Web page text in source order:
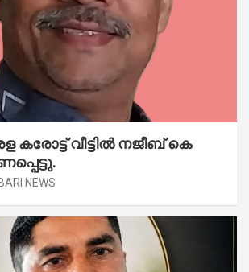
കരോട്ട് വീട്ടിൽ നജീബ് കെ
NEWS